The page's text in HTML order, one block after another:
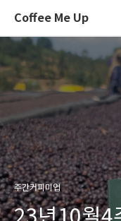
Coffee Me Up
주간커피미업
23년10월4